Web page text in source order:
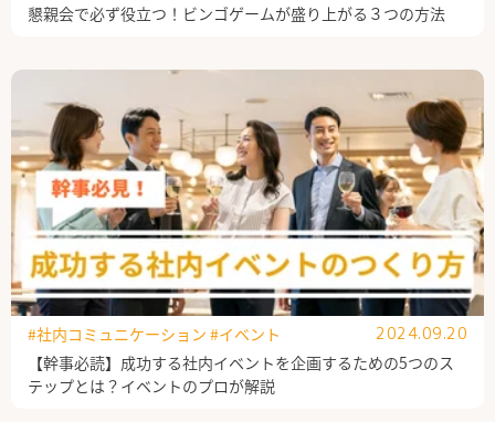
懇親会で必ず役立つ！ビンゴゲームが盛り上がる３つの方法
【幹事必読】成功する社内イベントを企画するための5つのス
テップとは？イベントのプロが解説
#社内コミュニケーション #イベント 2024.09.20